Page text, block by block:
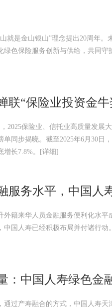
就是金山银山”理念提出20周年
绿色保险服务创新与供给，共同守
联“保险业投资金牛
2025保险业、信托业高质量发展
单同步揭晓。截至2025年6月30日
增长7.8%。
[详细]
外籍来华人员金融服务便利化水
中国人寿已经积极布局并付诸行动
通过产寿融合的方式，中国人寿